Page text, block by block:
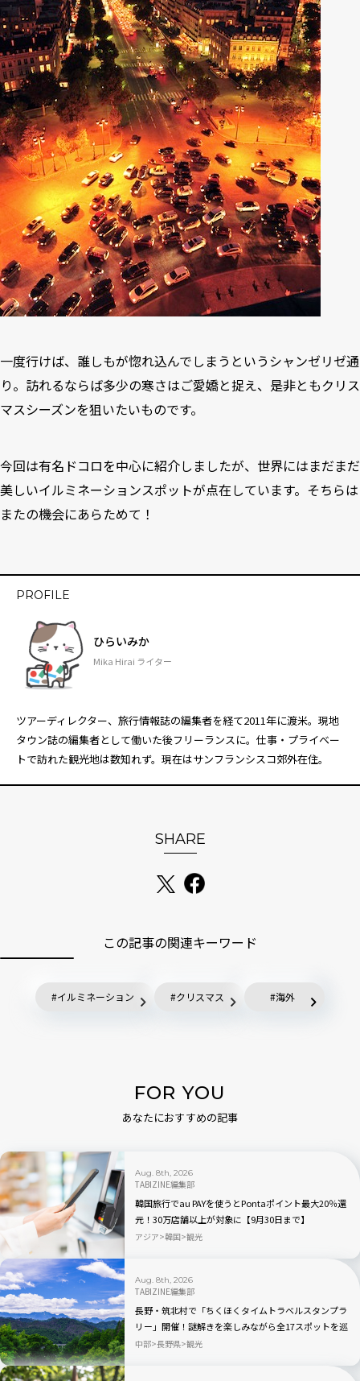
一度行けば、誰しもが惚れ込んでしまうというシャンゼリゼ通
り。訪れるならば多少の寒さはご愛嬌と捉え、是非ともクリス
マスシーズンを狙いたいものです。
今回は有名ドコロを中心に紹介しましたが、世界にはまだまだ
美しいイルミネーションスポットが点在しています。そちらは
またの機会にあらためて！
PROFILE
ひらいみか
Mika Hirai ライター
ツアーディレクター、旅行情報誌の編集者を経て2011年に渡米。現地
タウン誌の編集者として働いた後フリーランスに。仕事・プライベー
トで訪れた観光地は数知れず。現在はサンフランシスコ郊外在住。
SHARE
この記事の関連キーワード
イルミネーション クリスマス 海外
FOR YOU
あなたにおすすめの記事
Aug. 8th, 2026
TABIZINE編集部
韓国旅行でau PAYを使うとPontaポイント最大20％還
元！30万店舗以上が対象に【9月30日まで】
アジア 韓国 観光
Aug. 8th, 2026
TABIZINE編集部
長野・筑北村で「ちくほくタイムトラベルスタンプラ
リー」開催！謎解きを楽しみながら全17スポットを巡
る
中部 長野県 観光